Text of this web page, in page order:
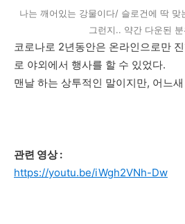
나는 깨어있는 강물이다/ 슬로건에 딱
그런지.. 약간 다운된
코로나로 2년동안은 온라인으로만
로 야외에서 행사를 할 수 있었다.
맨날 하는 상투적인 말이지만, 어느
관련 영상 :
https://youtu.be/iWgh2VNh-Dw